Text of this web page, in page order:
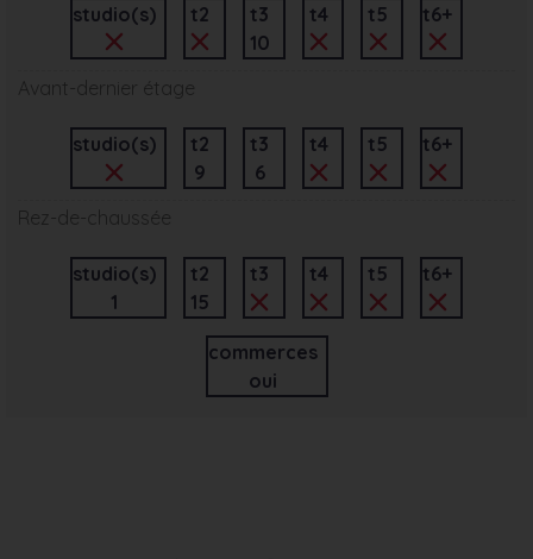
studio(s) t2
t3
10
t4 t5 t6+
Avant-dernier étage
studio(s)
t2
9
t3
6
t4 t5 t6+
Rez-de-chaussée
studio(s)
1
t2
15
t3 t4 t5 t6+
commerces
oui